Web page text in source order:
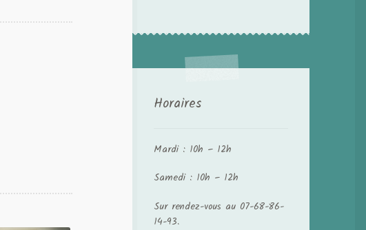
Horaires
Mardi : 10h – 12h
Samedi : 10h – 12h
Sur rendez-vous au 07-68-86-
14-93.